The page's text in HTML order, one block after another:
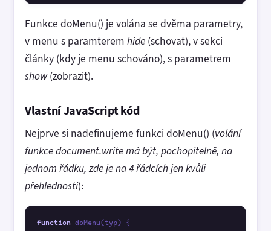
Funkce doMenu() je volána se dvěma parametry,
v menu s paramterem hide (schovat), v sekci
články (kdy je menu schováno), s parametrem
show(zobrazit).
Vlastní JavaScript kód
Nejprve si nadefinujeme funkci doMenu() (volání
funkce document.write má být, pochopitelně, na
jednom řádku, zde je na 4 řádcích jen kvůli
přehlednosti):
function doMenu(typ) {